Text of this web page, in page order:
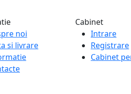
noi
si livrare
Cabinet
Intrare
Registrare
Cabinet